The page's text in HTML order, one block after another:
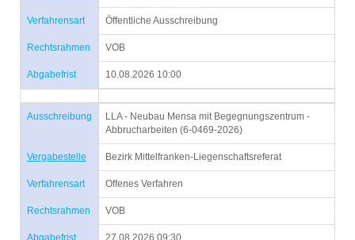
Verfahrensart Öffentliche Ausschreibung
Rechtsrahmen VOB
Abgabefrist 10.08.2026 10:00
Ausschreibung
LLA - Neubau Mensa mit Begegnungszentrum -
Abbrucharbeiten (6-0469-2026)
Vergabestelle Bezirk Mittelfranken-Liegenschaftsreferat
Verfahrensart Offenes Verfahren
Rechtsrahmen VOB
Abgabefrist 27.08.2026 09:30